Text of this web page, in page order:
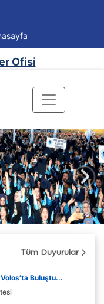
Ofisi
Tüm Duyurular
Buluştu...